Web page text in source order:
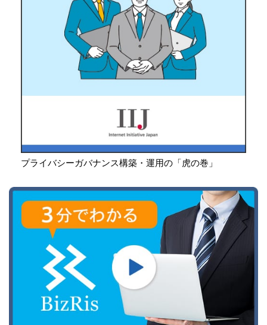
プライバシーガバナンス構築・運用の「虎の巻」